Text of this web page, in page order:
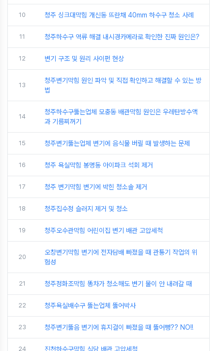
10 청주 싱크대막힘 개신동 뜨란채 40mm 하수구 청소 사례
11 청주하수구 역류 해결 내시경카메라로 확인한 진짜 원인은?
12 변기 구조 및 원리 사이펀 현상
13
청주변기막힘 원인 파악 및 직접 확인하고 해결할 수 있는 방
법
14
청주하수구뚫는업체 모충동 배관막힘 원인은 우레탄방수액
과 기름찌꺼기
15 청주변기뚫는업체 변기에 음식물 버릴 때 발생하는 문제
16 청주 욕실막힘 봉명동 아이파크 석회 제거
17 청주 변기막힘 변기에 박힌 청소솔 제거
18 청주집수정 슬러지 제거 및 청소
19 청주오수관막힘 어린이집 변기 배관 고압세척
20
오창변기막힘 변기에 전자담배 빠졌을 때 관통기 작업의 위
험성
21 청주정화조막힘 똥차가 청소해도 변기 물이 안 내려갈 때
22 청주욕실배수구 뚫는업체 뚫어박사
23 청주변기뚫음 변기에 휴지걸이 빠졌을 때 뚫어뻥?? NO!!
24 진천하수구막힘 식당 배관 고압세척